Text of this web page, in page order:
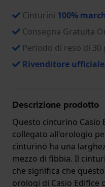
Cinturini 100%
Consegna Gratuita
Periodo di reso di 30
Rivenditore ufficiale
Descrizione prodotto
Questo cinturino Casio
collegato all'orologio
cinturino ha una
mezzo di fibbia. Il
che significa che
orologi di Casio Edifice